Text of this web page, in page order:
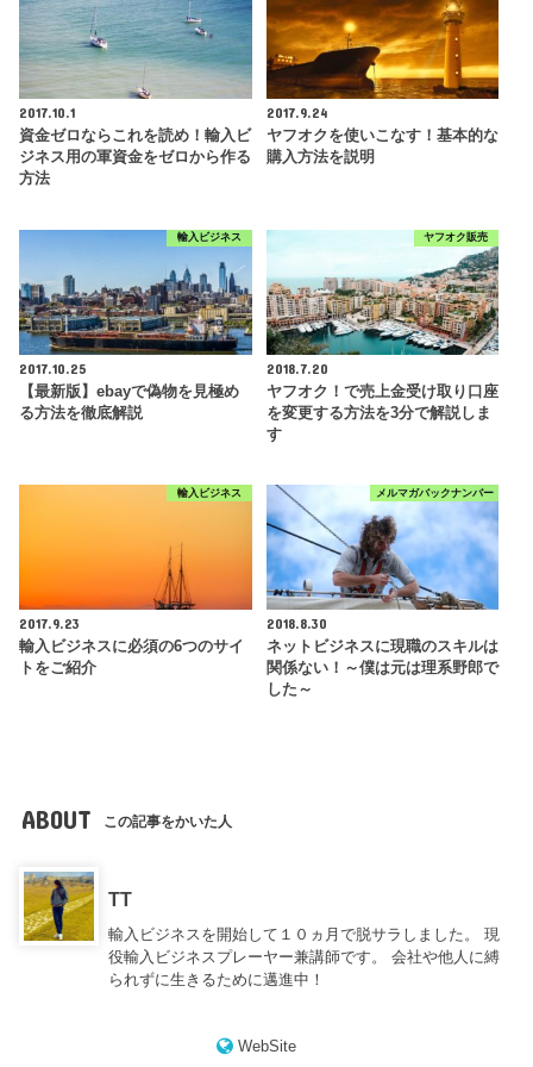
2017.10.1
資金ゼロならこれを読め！輸入ビ
ジネス用の軍資金をゼロから作る
方法
2017.9.24
ヤフオクを使いこなす！基本的な
購入方法を説明
輸入ビジネス
2017.10.25
【最新版】ebayで偽物を見極め
る方法を徹底解説
ヤフオク販売
2018.7.20
ヤフオク！で売上金受け取り口座
を変更する方法を3分で解説しま
す
輸入ビジネス
2017.9.23
輸入ビジネスに必須の6つのサイ
トをご紹介
メルマガバックナンバー
2018.8.30
ネットビジネスに現職のスキルは
関係ない！～僕は元は理系野郎で
した～
ABOUT この記事をかいた人
TT
輸入ビジネスを開始して１０ヵ月で脱サラしました。 現
役輸入ビジネスプレーヤー兼講師です。 会社や他人に縛
られずに生きるために邁進中！
WebSite